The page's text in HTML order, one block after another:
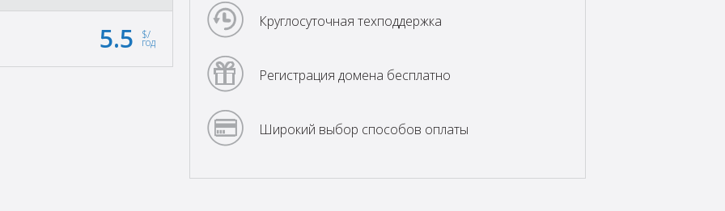
5.5 $/
год
Круглосуточная техподдержка
Регистрация домена бесплатно
Широкий выбор способов оплаты